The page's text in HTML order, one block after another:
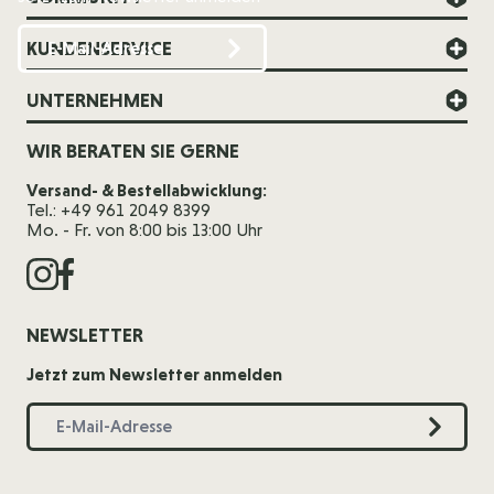
KUNDENSERVICE
UNTERNEHMEN
WIR BERATEN SIE GERNE
Versand- & Bestellabwicklung:
Tel.: +49 961 2049 8399
Mo. - Fr. von 8:00 bis 13:00 Uhr
NEWSLETTER
Jetzt zum Newsletter anmelden